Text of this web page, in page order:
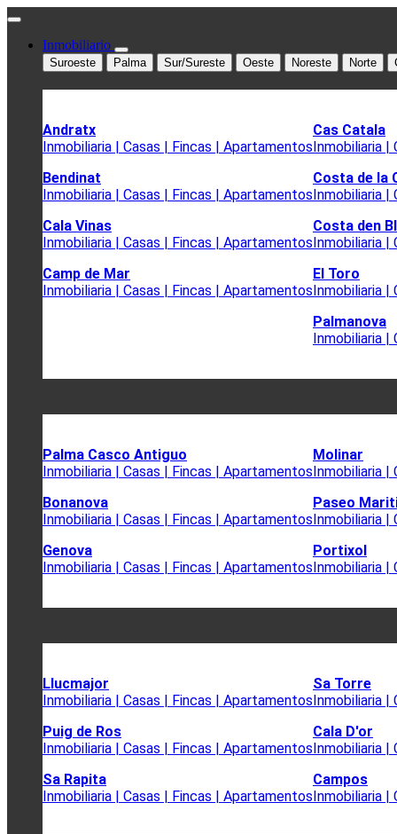
Inmobiliario
Suroeste Palma Sur/Sureste Oeste Noreste Norte
Andratx
Inmobiliaria | Casas | Fincas | Apartamentos
Bendinat
Inmobiliaria | Casas | Fincas | Apartamentos
Cala Vinas
Inmobiliaria | Casas | Fincas | Apartamentos
Camp de Mar
Inmobiliaria | Casas | Fincas | Apartamentos
Cas Catala
Inmobiliaria |
Costa de la
Inmobiliaria |
Costa den
Inmobiliaria |
El Toro
Inmobiliaria |
Palmanova
Inmobiliaria |
Palma Casco Antiguo
Inmobiliaria | Casas | Fincas | Apartamentos
Bonanova
Inmobiliaria | Casas | Fincas | Apartamentos
Genova
Inmobiliaria | Casas | Fincas | Apartamentos
Molinar
Inmobiliaria |
Paseo
Inmobiliaria |
Portixol
Inmobiliaria |
Llucmajor
Inmobiliaria | Casas | Fincas | Apartamentos
Puig de Ros
Inmobiliaria | Casas | Fincas | Apartamentos
Sa Rapita
Inmobiliaria | Casas | Fincas | Apartamentos
Sa Torre
Inmobiliaria |
Cala D'or
Inmobiliaria |
Campos
Inmobiliaria |